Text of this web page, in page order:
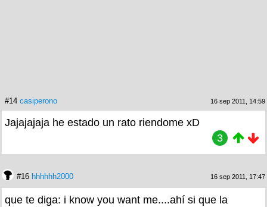
#14 casiperono 16 sep 2011, 14:59
Jajajajaja he estado un rato riendome xD
3
#16 hhhhhh2000 16 sep 2011, 17:47
que te diga: i know you want me....ahí si que la